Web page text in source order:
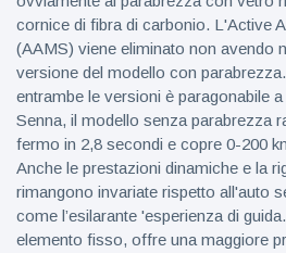
cornice di fibra di carbonio. L'Active
(AAMS) viene eliminato non avendo
versione del modello con
entrambe le versioni è paragonabile
Senna, il modello senza parabrezza
fermo in 2,8 secondi e copre 0-200
Anche le prestazioni dinamiche e la
rimangono invariate rispetto all'auto
come l’esilarante 'esperienza di
elemento fisso, offre una maggiore